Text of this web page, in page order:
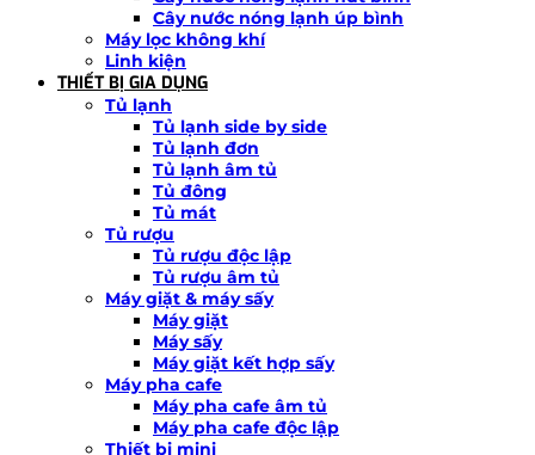
Cây nước nóng lạnh úp bình
Máy lọc không khí
Linh kiện
THIẾT BỊ GIA DỤNG
Tủ lạnh
Tủ lạnh side by side
Tủ lạnh đơn
Tủ lạnh âm tủ
Tủ đông
Tủ mát
Tủ rượu
Tủ rượu độc lập
Tủ rượu âm tủ
Máy giặt & máy sấy
Máy giặt
Máy sấy
Máy giặt kết hợp sấy
Máy pha cafe
Máy pha cafe âm tủ
Máy pha cafe độc lập
Thiết bị mini